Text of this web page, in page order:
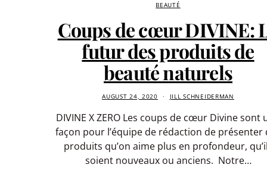
BEAUTÉ
Coups de cœur DIVINE:
futur des produits de
beauté naturels
AUGUST 24, 2020 JILL SCHNEIDERMAN
DIVINE X ZERO Les coups de cœur Divine sont
façon pour l’équipe de rédaction de présenter
produits qu’on aime plus en profondeur,
soient nouveaux ou anciens. Notre…